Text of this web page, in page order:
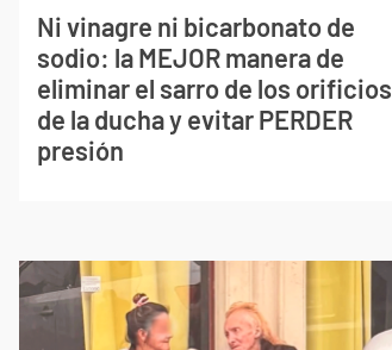
Ni vinagre ni bicarbonato de
sodio: la MEJOR manera de
eliminar el sarro de los orificios
de la ducha y evitar PERDER
presión